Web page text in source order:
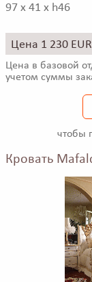
97 x 41 x h46
Цена 1 230 EUR
Цена в базовой
учетом суммы
чтобы
Кровать